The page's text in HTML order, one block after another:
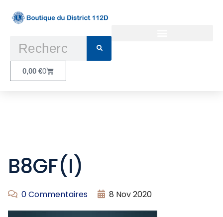
0,00 €0
B8GF(I)
0 Commentaires 8 Nov 2020